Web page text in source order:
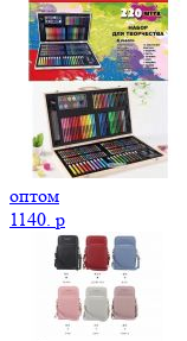
оптом
1140. p